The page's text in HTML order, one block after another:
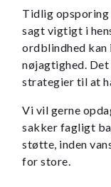
Tidlig
sagt vigtigt i
ordblindhed kan
nøjagtighed.
strategier til at
Vi vil gerne
sakker fagligt
støtte, inden
for store.